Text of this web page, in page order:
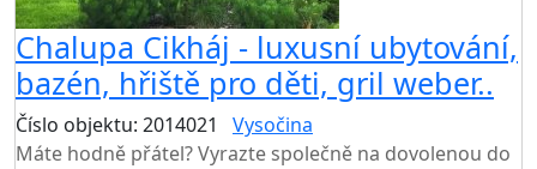
Chalupa Cikháj - luxusní ubytování,
bazén, hřiště pro děti, gril weber..
Číslo objektu: 2014021
Vysočina
Máte hodně přátel? Vyrazte společně na dovolenou do